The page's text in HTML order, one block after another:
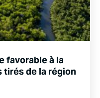
favorable à la
tirés de la région